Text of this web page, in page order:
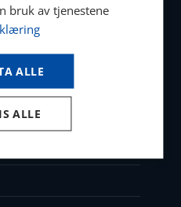
bruk av tjenestene
ALLE
ALLE